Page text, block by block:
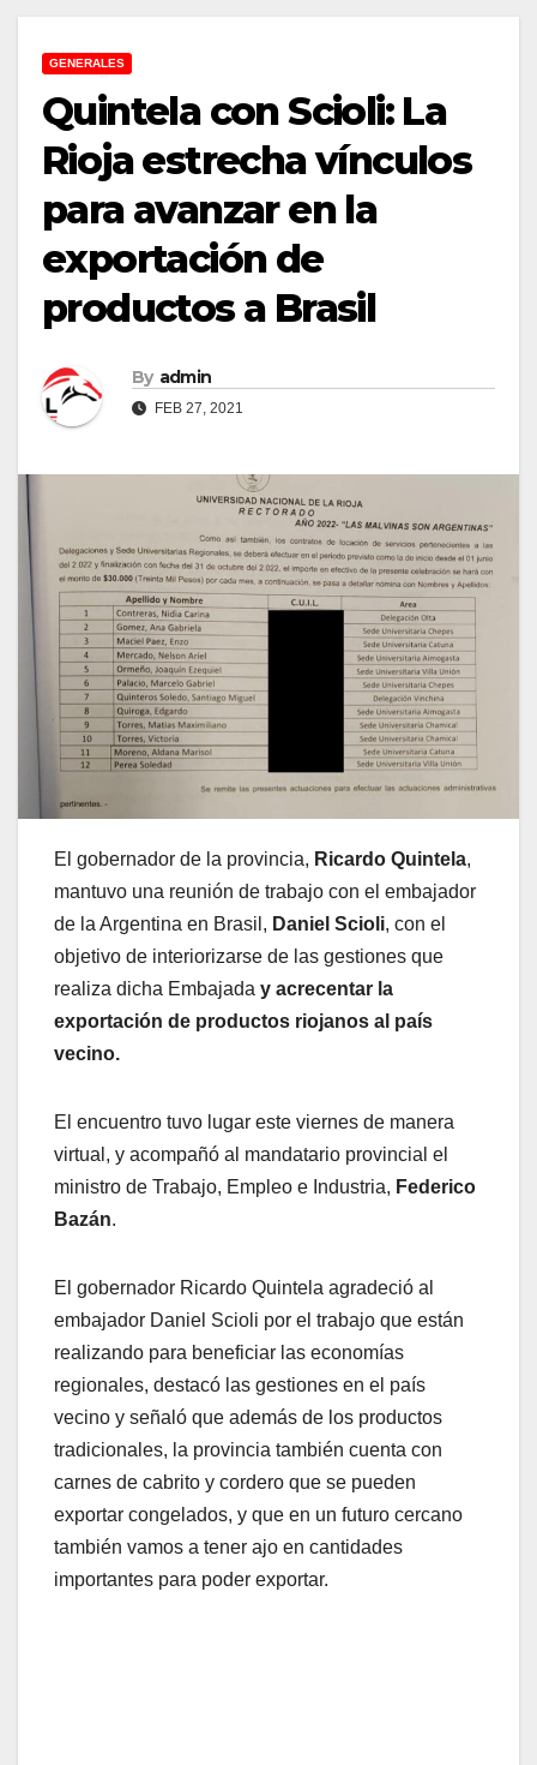
GENERALES
Quintela con Scioli: La
Rioja estrecha vínculos
para avanzar en la
exportación de
productos a Brasil
By admin
FEB 27, 2021
El gobernador de la provincia, Ricardo Quintela,
mantuvo una reunión de trabajo con el embajador
de la Argentina en Brasil, Daniel Scioli, con el
objetivo de interiorizarse de las gestiones que
realiza dicha Embajada y acrecentar la
exportación de productos riojanos al país
vecino.
El encuentro tuvo lugar este viernes de manera
virtual, y acompañó al mandatario provincial el
ministro de Trabajo, Empleo e Industria, Federico
Bazán.
El gobernador Ricardo Quintela agradeció al
embajador Daniel Scioli por el trabajo que están
realizando para beneficiar las economías
regionales, destacó las gestiones en el país
vecino y señaló que además de los productos
tradicionales, la provincia también cuenta con
carnes de cabrito y cordero que se pueden
exportar congelados, y que en un futuro cercano
también vamos a tener ajo en cantidades
importantes para poder exportar.